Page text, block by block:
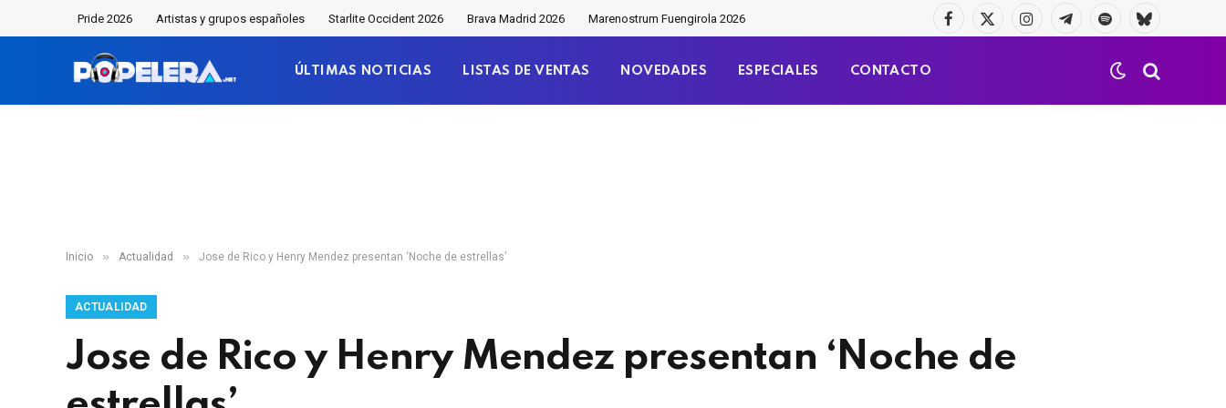
Pride 2026 Artistas y grupos españoles Starlite Occident 2026 Brava Madrid 2026 Marenostrum Fuengirola 2026
Facebook
X
InstagramTelegramaSpotifyBluesky
ÚLTIMAS NOTICIAS LISTAS DE VENTAS NOVEDADES ESPECIALES CONTACTO
Inicio » Actualidad » Jose de Rico y Henry Mendez presentan ‘Noche de estrellas’
ACTUALIDAD
Jose de Rico y Henry Mendez presentan ‘Noche de